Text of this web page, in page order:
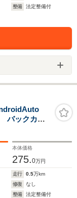
整備
法定整備付
バックカメ
グヒータ
本体価格
275.0万円
走行 0.5万km
修復
なし
整備
法定整備付